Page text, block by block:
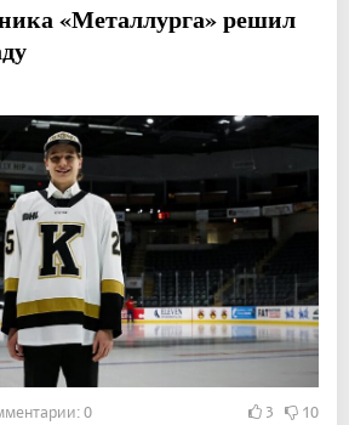
«Металлурга» решил
0 3 10